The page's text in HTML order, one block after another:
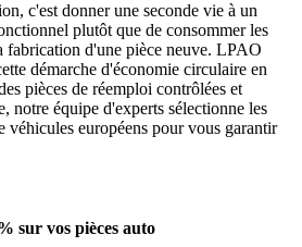
c'est donner une seconde vie à un
plutôt que de consommer les
fabrication d'une pièce neuve. LPAO
démarche d'économie circulaire en
pièces de réemploi contrôlées et
notre équipe d'experts sélectionne les
véhicules européens pour vous garantir
sur vos pièces auto